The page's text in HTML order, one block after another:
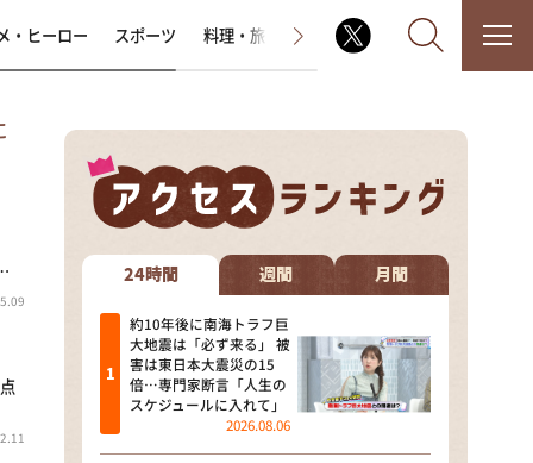
なるみ・岡村の過ぎるTV
相席食堂
これ余談なんですけど・・・
～人生密着トークバラエティ！
～ やすとものいたって真剣です
探偵！ナイトスクープ
・ヒーロー スポーツ 料理・旅 ラジオ番組 その他
24時間 週間 月間
約10年後に南海トラフ巨
大地震は「必ず来る」 被
害は東日本大震災の15
倍…専門家断言「人生の
スケジュールに入れて」
2026.08.06